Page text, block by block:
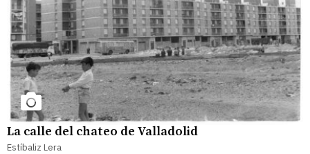
La calle del chateo de Valladolid
Estíbaliz Lera